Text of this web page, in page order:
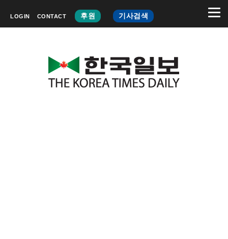
LOGIN CONTACT 후원 기사검색